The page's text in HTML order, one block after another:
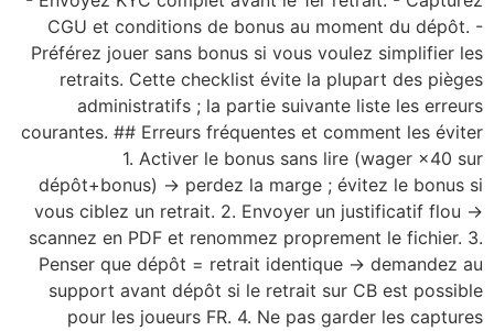
CGU et conditions de bonus au moment du dépôt. -
Préférez jouer sans bonus si vous voulez simplifier les
retraits. Cette checklist évite la plupart des pièges
administratifs ; la partie suivante liste les erreurs
courantes. ## Erreurs fréquentes et comment les éviter
1. Activer le bonus sans lire (wager ×40 sur
dépôt+bonus) → perdez la marge ; évitez le bonus si
vous ciblez un retrait. 2. Envoyer un justificatif flou →
scannez en PDF et renommez proprement le fichier. 3.
Penser que dépôt = retrait identique → demandez au
support avant dépôt si le retrait sur CB est possible
pour les joueurs FR. 4. Ne pas garder les captures